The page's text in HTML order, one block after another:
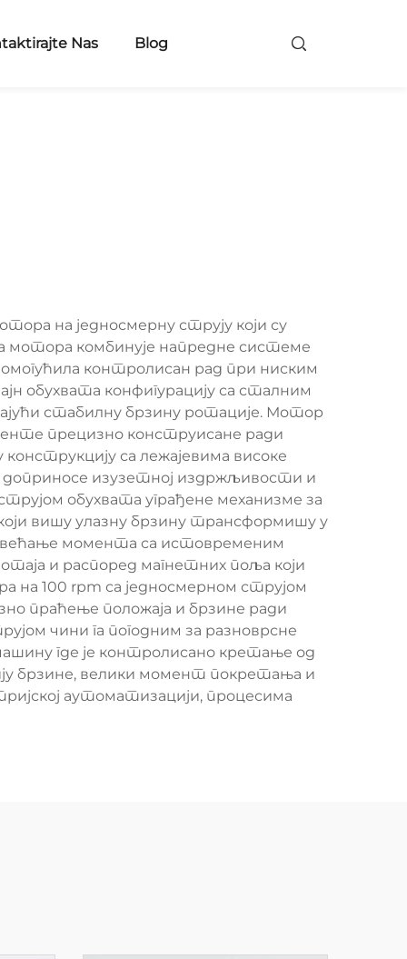
Nas Blog
на једносмерну струју који су
мотора комбинује напредне системе
контролисан рад при ниским
обухвата конфигурацију са сталним
стабилну брзину ротације. Мотор
прецизно конструисане ради
са лежајевима високе
изузетној издржљивости и
обухвата уграђене механизме за
вишу улазну брзину трансформишу у
момента са истовременим
и распоред магнетних поља који
на 100 rpm са једносмерном струјом
праћење положаја и брзине ради
чини га погодним за разноврсне
где је контролисано кретање од
брзине, велики момент покретања и
аутоматизацији, процесима